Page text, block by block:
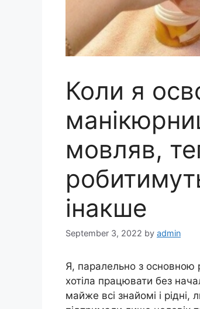
Коли я
мовляв,
інакше
September 3, 2022 by admin
Я, паралельно з основною
хотіла працювати без
майже всі знайомі і